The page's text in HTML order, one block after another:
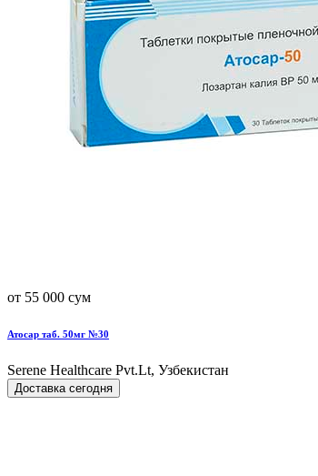
от 55 000 сум
Атосар таб. 50мг №30
Serene Healthcare Pvt.Lt, Узбекистан
Доставка сегодня